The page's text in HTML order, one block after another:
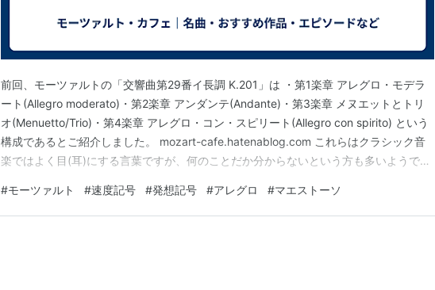
前回、モーツァルトの「交響曲第29番イ長調 K.201」は ・第1楽章 アレグロ・モデラ
ート(Allegro moderato)・第2楽章 アンダンテ(Andante)・第3楽章 メヌエットとトリ
オ(Menuetto/Trio)・第4楽章 アレグロ・コン・スピリート(Allegro con spirito) という
構成であるとご紹介しました。 mozart-cafe.hatenablog.com これらはクラシック音
楽ではよく目(耳)にする言葉ですが、何のことだか分からないという方も多いようです
度記号といい、文字通り…
#モーツァルト #速度記号 #発想記号 #アレグロ #マエストーソ